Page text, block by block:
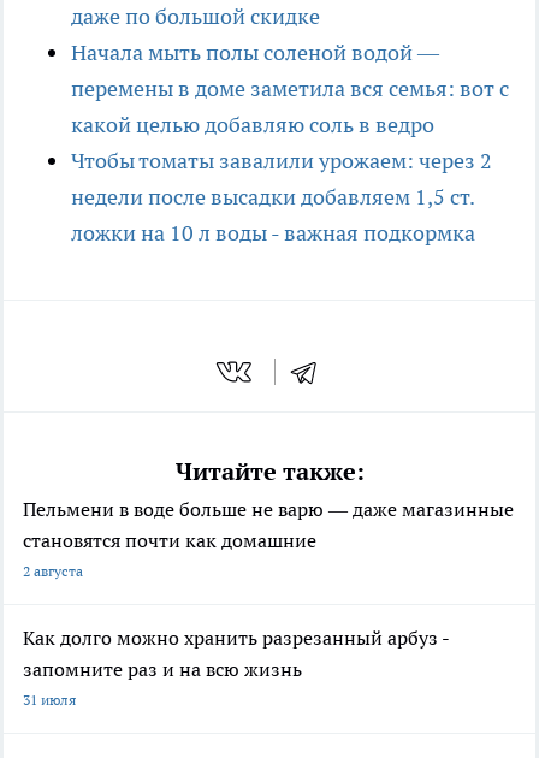
даже по большой скидке
Начала мыть полы соленой водой —
перемены в доме заметила вся семья: вот с
какой целью добавляю соль в ведро
Чтобы томаты завалили урожаем: через 2
недели после высадки добавляем 1,5 ст.
ложки на 10 л воды - важная подкормка
Читайте также:
Пельмени в воде больше не варю — даже магазинные
становятся почти как домашние
2 августа
Как долго можно хранить разрезанный арбуз -
запомните раз и на всю жизнь
31 июля